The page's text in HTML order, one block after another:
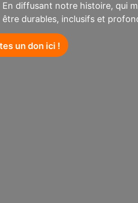
En diffusant notre histoire, qui
être durables, inclusifs et
un don ici !